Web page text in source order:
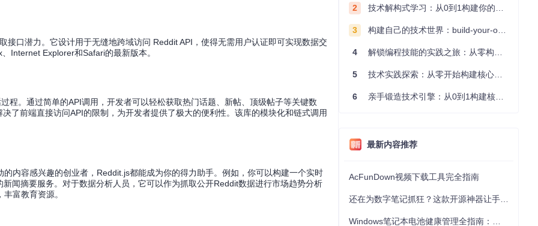
接口潜力。它设计用于无缝地跨域访问 Reddit API，使得无需用户认证即可实现数据交
Internet Explorer和Safari的最新版本。
程。通过简单的API调用，开发者可以轻松获取热门话题、新帖、顶级帖子等关键数
了前端直接访问API的限制，为开发者提供了极大的便利性。该库的模块化和链式调用
内容感兴趣的创业者，Reddit.js都能成为你的得力助手。例如，你可以构建一个实时
闻摘要服务。对于数据分析人员，它可以作为抓取公开Reddit数据进行市场趋势分析
富教育资源。
2 技术解构式学习：从0到1构建你的编程知识体系
3 构建自己的技术世界：build-your-own-x项目的实践探索指南
4 解锁编程技能的实践之旅：从零构建你的技术世界
5 技术实践探索：从零开始构建核心系统的实践指南
6 亲手锻造技术引擎：从0到1构建核心系统的实践指南
最新内容推荐
AcFunDown视频下载工具完全指南